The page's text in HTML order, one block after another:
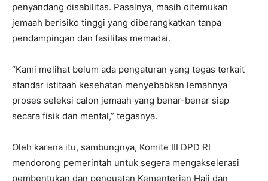
penyandang disabilitas. Pasalnya, masih ditemukan
jemaah berisiko tinggi yang diberangkatkan tanpa
pendampingan dan fasilitas memadai.
“Kami melihat belum ada pengaturan yang tegas terkait
standar istitaah kesehatan menyebabkan lemahnya
proses seleksi calon jemaah yang benar-benar siap
secara fisik dan mental,” tegasnya.
Oleh karena itu, sambungnya, Komite III DPD RI
mendorong pemerintah untuk segera mengakselerasi
pembentukan dan penguatan Kementerian Haji dan